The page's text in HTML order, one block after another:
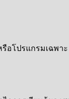
อโปรแกรมเฉพา